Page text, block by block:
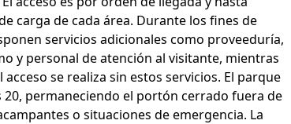
carga de cada área. Durante los fines de
servicios adicionales como proveeduría,
y personal de atención al visitante, mientras
se realiza sin estos servicios. El parque
20, permaneciendo el portón cerrado fuera de
o situaciones de emergencia. La